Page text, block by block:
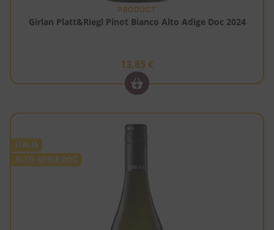
PRODUCT
Girlan Platt&Riegl Pinot Bianco Alto Adige Doc 2024
13,85 €
ITALIA
ALTO ADIGE DOC